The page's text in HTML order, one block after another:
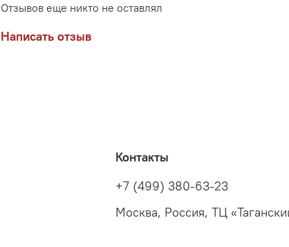
Отзывов еще никто не оставлял
Написать отзыв
Контакты
+7 (499) 380-63-23
Москва, Россия, ТЦ